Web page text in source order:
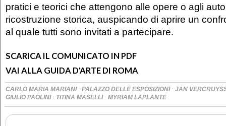
pratici e teorici che attengono alle opere o agli
ricostruzione storica, auspicando di aprire un
al quale tutti sono invitati a partecipare.
SCARICA IL COMUNICATO IN PDF
VAI ALLA GUIDA D'ARTE DI ROMA
CARLO MARIA MARIANI · PALAZZO DELLE ESPOSIZIONI · JAN
GIULIO PAOLINI · TITINA MASELLI · MYRIAM LAPLANTE